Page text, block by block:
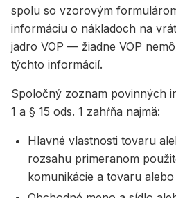
spolu so vzorovým
informáciu o nákladoch na
jadro VOP — žiadne VOP
týchto informácií.
Spoločný zoznam povinných
1 a § 15 ods. 1 zahŕňa najmä:
Hlavné vlastnosti tovaru
rozsahu primeranom
komunikácie a tovaru